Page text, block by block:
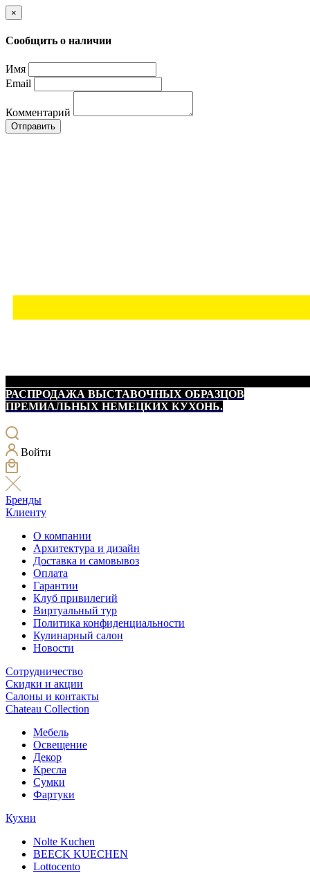
×
Сообщить о наличии
Имя
Email
Комментарий
Отправить
РАСПРОДАЖА ВЫСТАВОЧНЫХ ОБРАЗЦОВ
ПРЕМИАЛЬНЫХ НЕМЕЦКИХ КУХОНЬ.
Войти
Бренды
Клиенту
О компании
Архитектура и дизайн
Доставка и самовывоз
Оплата
Гарантии
Клуб привилегий
Виртуальный тур
Политика конфиденциальности
Кулинарный салон
Новости
Сотрудничество
Скидки и акции
Салоны и контакты
Chateau Collection
Мебель
Освещение
Декор
Кресла
Сумки
Фартуки
Кухни
Nolte Kuchen
BEECK KUECHEN
Lottocento